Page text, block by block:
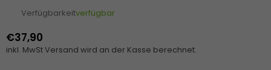
Verfügbarkeitverfügbar
Normaler
Preis
€37,90
inkl. MwStVersand wird an der Kasse berechnet.